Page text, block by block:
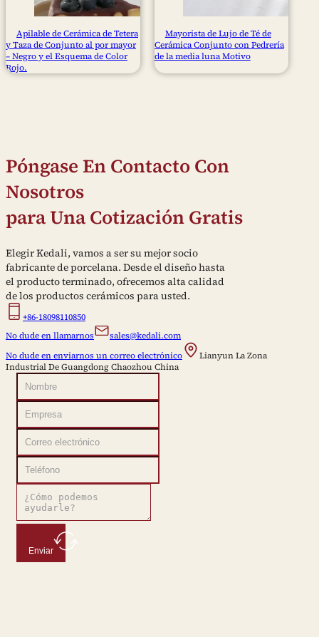
Apilable de Cerámica de Tetera
y Taza de Conjunto al por mayor
– Negro y el Esquema de Color
Rojo.
Mayorista de Lujo de Té de
Cerámica Conjunto con Pedrería
de la media luna Motivo
Póngase En Contacto Con
Nosotros
para Una Cotización Gratis
Elegir Kedali, vamos a ser su mejor socio
fabricante de porcelana. Desde el diseño hasta
el producto terminado, ofrecemos alta calidad
de los productos cerámicos para usted.
+86-18098110850
No dude en llamarnos
sales@kedali.com
No dude en enviarnos un correo electrónico
Lianyun La Zona
Industrial De Guangdong Chaozhou China
Enviar